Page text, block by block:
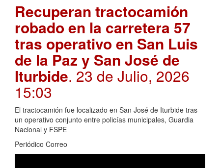
Recuperan tractocamión
robado en la carretera 57
tras operativo en San Luis
de la Paz y San José de
Iturbide. 23 de Julio, 2026
15:03
El tractocamión fue localizado en San José de Iturbide tras
un operativo conjunto entre policías municipales, Guardia
Nacional y FSPE
Periódico Correo